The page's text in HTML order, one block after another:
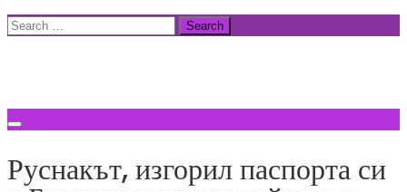
Skip
Search
Руснакът, изгорил паспорта си